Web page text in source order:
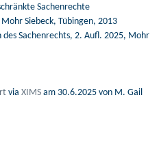
Sachenrechte
Siebeck, Tübingen, 2013
Sachenrechts, 2. Aufl. 2025, Mohr
via XIMSam 30.6.2025von M. Gail